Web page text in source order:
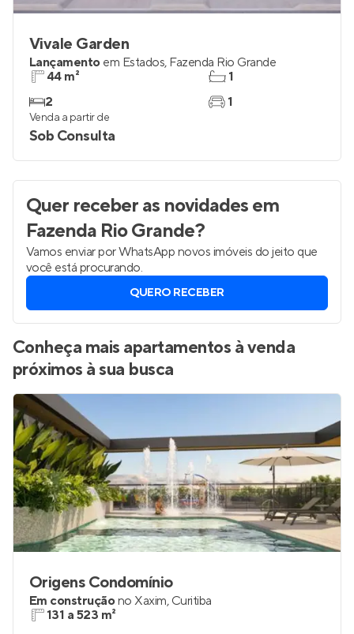
Vivale Garden
Lançamento em Estados, Fazenda Rio Grande
44 m²
2
1
1
Venda a partir de
Sob Consulta
Quer receber as novidadesem
Fazenda Rio Grande?
Vamos enviar por WhatsApp novos imóveis do jeito que
você está procurando.
QUERO RECEBER
Conheça mais apartamentos à venda
próximos à sua busca
Origens Condomínio
Em construçãono Xaxim, Curitiba
131 a 523 m²